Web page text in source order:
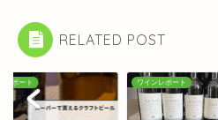
RELATED POST
レポート ワインレポート